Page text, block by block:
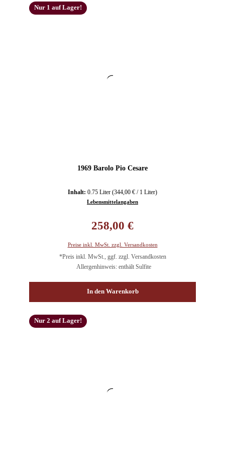
Nur 1 auf Lager!
1969 Barolo Pio Cesare
Inhalt: 0.75 Liter (344,00 € / 1 Liter)
Lebensmittelangaben
258,00 €
Preise inkl. MwSt. zzgl. Versandkosten
*Preis inkl. MwSt., ggf. zzgl. Versandkosten
Allergenhinweis: enthält Sulfite
In den Warenkorb
Nur 2 auf Lager!